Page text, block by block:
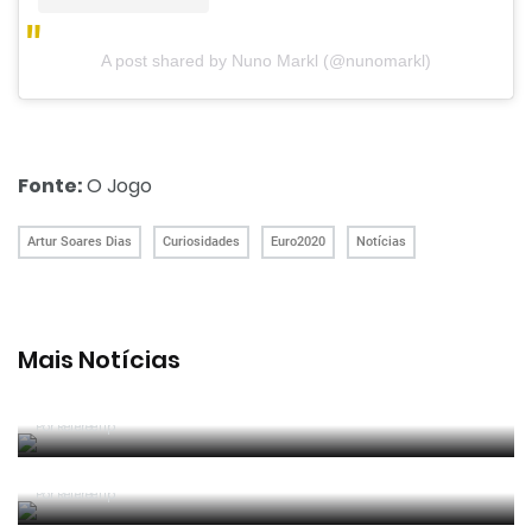
A post shared by Nuno Markl (@nunomarkl)
Fonte:O Jogo
Artur Soares Dias Curiosidades Euro2020 Notícias
Mais Notícias
Por RefereeTip
João Pinheiro nomeado pela FIFA para o Mundial
Por RefereeTip
APAF espera que câmaras corporais possam